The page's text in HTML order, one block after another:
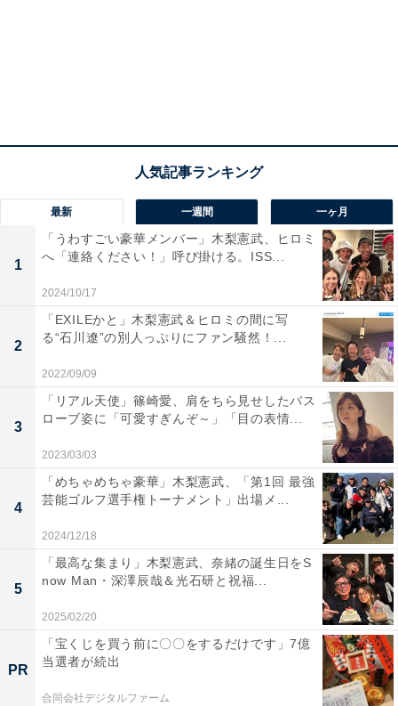
最新 一週間 一ヶ月
1
「うわすごい豪華メンバー」木梨憲武、ヒロミ
へ「連絡ください！」呼び掛ける。ISS...
2024/10/17
2
「EXILEかと」木梨憲武＆ヒロミの間に写
る“石川遼”の別人っぷりにファン騒然！...
2022/09/09
3
「リアル天使」篠崎愛、肩をちら見せしたバス
ローブ姿に「可愛すぎんぞ～」「目の表情...
2023/03/03
4
「めちゃめちゃ豪華」木梨憲武、「第1回 最強
芸能ゴルフ選手権トーナメント」出場メ...
2024/12/18
5
「最高な集まり」木梨憲武、奈緒の誕生日をS
now Man・深澤辰哉＆光石研と祝福...
2025/02/20
PR
「宝くじを買う前に〇〇をするだけです」7億
当選者が続出
合同会社デジタルファーム